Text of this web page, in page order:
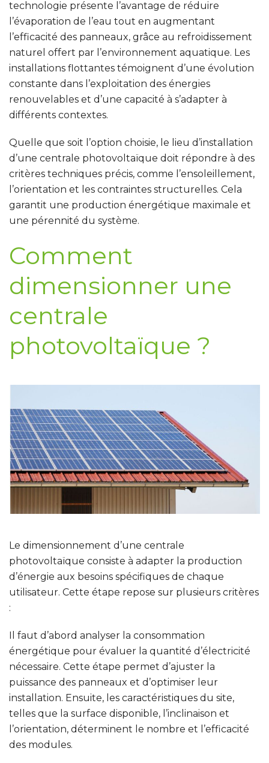
technologie présente l’avantage de réduire
l’évaporation de l’eau tout en augmentant
l’efficacité des panneaux, grâce au refroidissement
naturel offert par l’environnement aquatique. Les
installations flottantes témoignent d’une évolution
constante dans l’exploitation des énergies
renouvelables et d’une capacité à s’adapter à
différents contextes.
Quelle que soit l’option choisie, le lieu d’installation
d’une centrale photovoltaïque doit répondre à des
critères techniques précis, comme l’ensoleillement,
l’orientation et les contraintes structurelles. Cela
garantit une production énergétique maximale et
une pérennité du système.
Comment
dimensionner une
centrale
photovoltaïque ?
Le dimensionnement d’une centrale
photovoltaïque consiste à adapter la production
d’énergie aux besoins spécifiques de chaque
utilisateur. Cette étape repose sur plusieurs critères
:
Il faut d’abord analyser la consommation
énergétique pour évaluer la quantité d’électricité
nécessaire. Cette étape permet d’ajuster la
puissance des panneaux et d’optimiser leur
installation. Ensuite, les caractéristiques du site,
telles que la surface disponible, l’inclinaison et
l’orientation, déterminent le nombre et l’efficacité
des modules.